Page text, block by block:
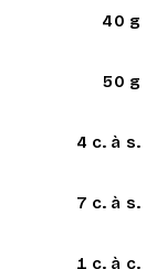
40 g
50 g
4 c. à s.
7 c. à s.
1 c. à c.